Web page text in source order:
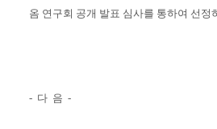
옴 연구회 공개 발표 심사를 통하여 선정
- 다 음 -